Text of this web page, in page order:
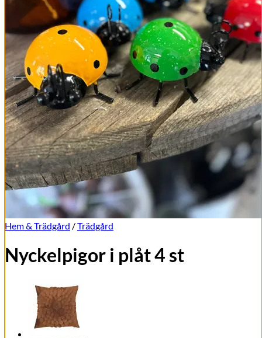
Hem & Trädgård /Trädgård
Nyckelpigor i plåt 4 st